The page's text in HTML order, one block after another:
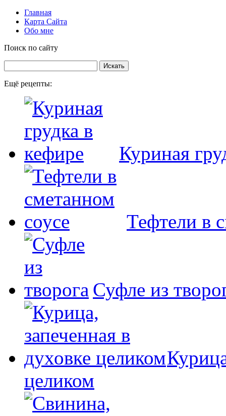
Главная
Карта Сайта
Обо мне
Поиск по сайту
Ещё рецепты:
Куриная
Тефтели в
Суфле из
целиком